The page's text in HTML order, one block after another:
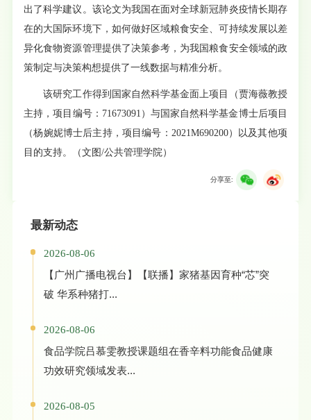
出了科学建议。该论文为我国在面对全球新冠肺炎疫情长期存
在的大国际环境下，如何做好区域粮食安全、可持续发展以差
异化食物资源管理提供了决策参考，为我国粮食安全领域的政
策制定与决策构想提供了一线数据与精准分析。
该研究工作得到国家自然科学基金面上项目（贾海薇教授
主持，项目编号：71673091）与国家自然科学基金博士后项目
（杨婉妮博士后主持，项目编号：2021M690200）以及其他项
目的支持。（文图/公共管理学院）
分享至:
最新动态
2026-08-06
【广州广播电视台】【联播】家猪基因育种“芯”突
破 华系种猪打...
2026-08-06
食品学院吕慕雯教授课题组在香辛料功能食品健康
功效研究领域发表...
2026-08-05